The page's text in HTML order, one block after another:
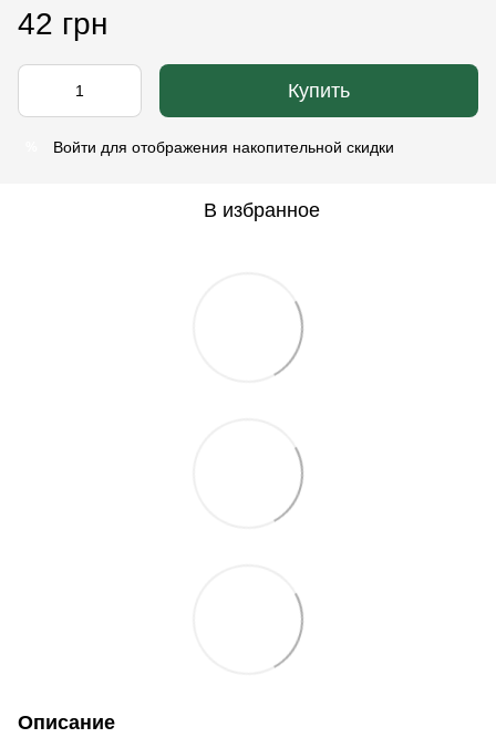
42 грн
Купить
Войти для отображения накопительной скидки
В избранное
Описание